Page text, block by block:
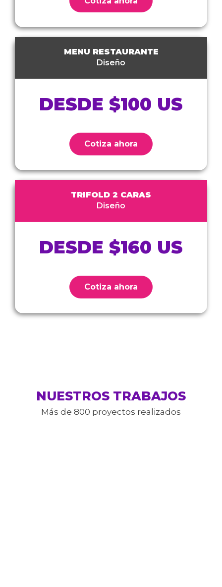
MENU RESTAURANTE
Diseño
DESDE $100 US
Cotiza ahora
TRIFOLD 2 CARAS
Diseño
DESDE $160 US
Cotiza ahora
NUESTROS TRABAJOS
Más de 800 proyectos realizados